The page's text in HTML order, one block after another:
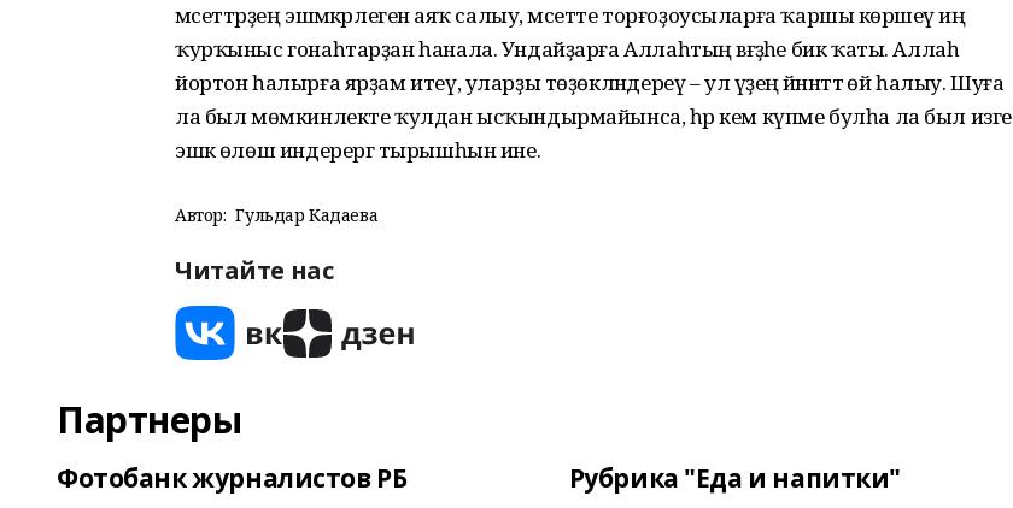
мәсеттәрҙең эшмәкәрлегенә аяҡ салыу, мәсетте торғоҙоусыларға ҡаршы көрәшеү иң
ҡурҡыныс гонаһтарҙан һанала. Ундайҙарға Аллаһтың вәғәҙәһе бик ҡаты. Аллаһ
йортон һалырға ярҙам итеү, уларҙы төҙөкләндереү – ул үҙеңә йәннәттә өй һалыу. Шуға
ла был мөмкинлекте ҡулдан ысҡындырмайынса, һәр кем күпме булһа ла был изге
эшкә өлөш индерергә тырышһын ине.
Автор: Гульдар Кадаева
Читайте нас
Партнеры
Фотобанк журналистов РБ Рубрика "Еда и напитки"